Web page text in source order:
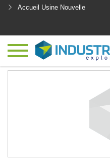
Accueil Usine Nouvelle